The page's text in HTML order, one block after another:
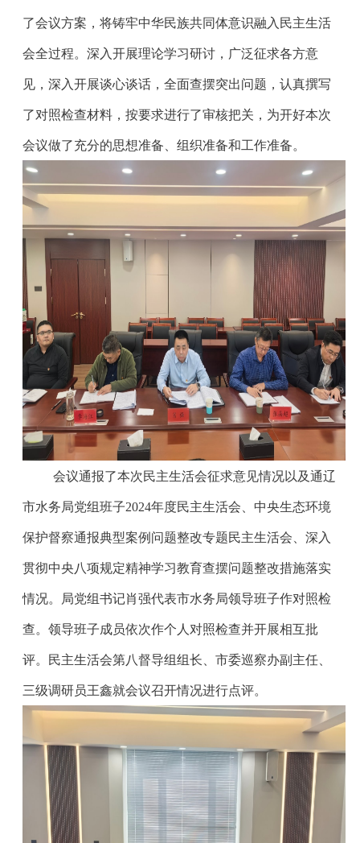
了会议方案，将铸牢中华民族共同体意识融入民主生活
会全过程。深入开展理论学习研讨，广泛征求各方意
见，深入开展谈心谈话，全面查摆突出问题，认真撰写
了对照检查材料，按要求进行了审核把关，为开好本次
会议做了充分的思想准备、组织准备和工作准备。
会议通报了本次民主生活会征求意见情况以及通辽
市水务局党组班子2024年度民主生活会、中央生态环境
保护督察通报典型案例问题整改专题民主生活会、深入
贯彻中央八项规定精神学习教育查摆问题整改措施落实
情况。局党组书记肖强代表市水务局领导班子作对照检
查。领导班子成员依次作个人对照检查并开展相互批
评。民主生活会第八督导组组长、市委巡察办副主任、
三级调研员王鑫就会议召开情况进行点评。